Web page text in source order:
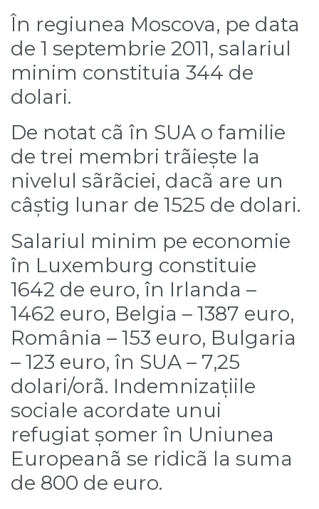
În regiunea Moscova, pe data
de 1 septembrie 2011, salariul
minim constituia 344 de
dolari.
De notat cã în SUA o familie
de trei membri trãiește la
nivelul sãrãciei, dacã are un
câștig lunar de 1525 de dolari.
Salariul minim pe economie
în Luxemburg constituie
1642 de euro, în Irlanda –
1462 euro, Belgia – 1387 euro,
România – 153 euro, Bulgaria
– 123 euro, în SUA – 7,25
dolari/orã. Indemnizațiile
sociale acordate unui
refugiat șomer în Uniunea
Europeanã se ridicã la suma
de 800 de euro.